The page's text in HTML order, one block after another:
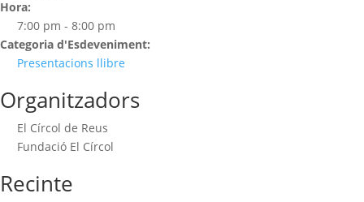
Hora:
7:00 pm - 8:00 pm
Categoria d'Esdeveniment:
Presentacions llibre
Organitzadors
El Círcol de Reus
Fundació El Círcol
Recinte